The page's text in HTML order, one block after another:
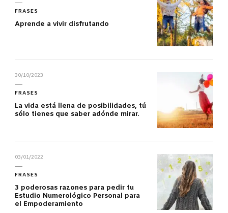
FRASES
Aprende a vivir disfrutando
30/10/2023
FRASES
La vida está llena de posibilidades, tú
sólo tienes que saber adónde mirar.
03/01/2022
FRASES
3 poderosas razones para pedir tu
Estudio Numerológico Personal para
el Empoderamiento